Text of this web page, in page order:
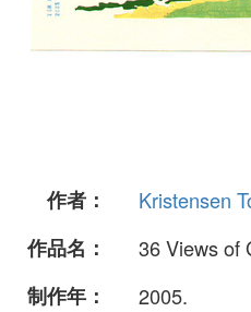
作者：
Kristensen
作品名：
36 Views of
制作年：
2005.